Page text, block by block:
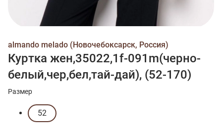
almando melado (Новочебоксарск, Россия)
Куртка жен,35022,1f-091m(черно-
белый,чер,бел,тай-дай), (52-170)
Размер
52